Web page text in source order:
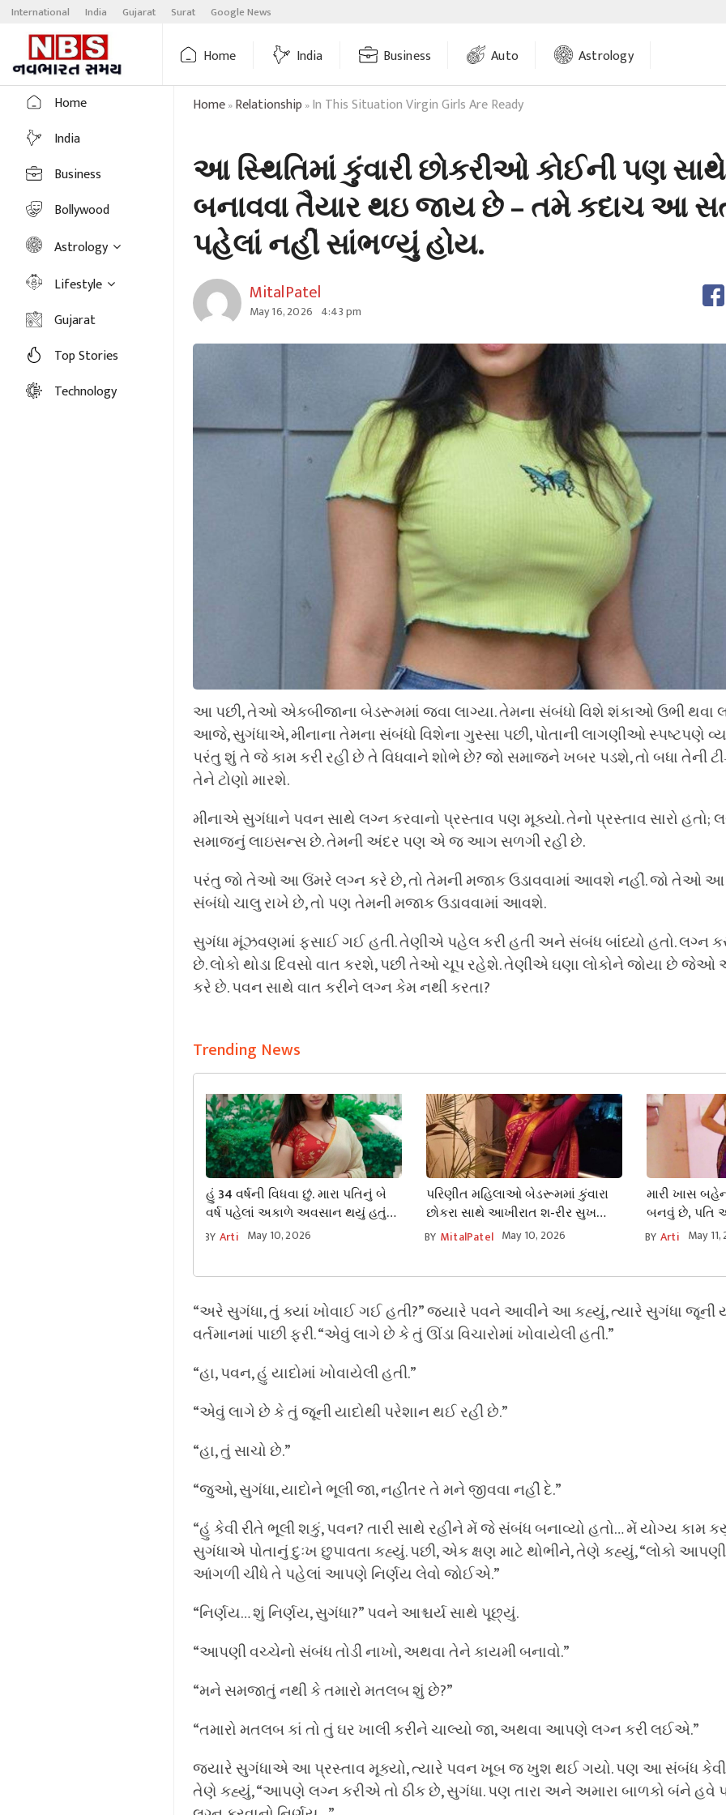
Skip
content
International India Gujarat Surat Google News
Home India Business Auto Astrology
Home
India
Business
Bollywood
Astrology
Lifestyle
Gujarat
Top Stories
Technology
Home»Relationship »In This Situation Virgin Girls Are Ready
આ સ્થિતિમાં કુંવારી છોકરીઓ કોઈની પણ
બનાવવા તૈયાર થઇ જાય છે – તમે કદાચ આ
પહેલાં નહીં સાંભળ્યું હોય.
MitalPatel
May 16, 2026 4:43 pm
આ પછી, તેઓ એકબીજાના બેડરૂમમાં જવા લાગ્યા. તેમના સંબંધો વિશે શંકાઓ ઉભી થવા
આજે, સુગંધાએ, મીનાના તેમના સંબંધો વિશેના ગુસ્સા પછી, પોતાની લાગણીઓ સ્પષ્ટપણે
પરંતુ શું તે જે કામ કરી રહી છે તે વિધવાને શોભે છે? જો સમાજને ખબર પડશે, તો બધા તેની
તેને ટોણો મારશે.
મીનાએ સુગંધાને પવન સાથે લગ્ન કરવાનો પ્રસ્તાવ પણ મૂક્યો. તેનો પ્રસ્તાવ સારો હતો;
સમાજનું લાઇસન્સ છે. તેમની અંદર પણ એ જ આગ સળગી રહી છે.
પરંતુ જો તેઓ આ ઉંમરે લગ્ન કરે છે, તો તેમની મજાક ઉડાવવામાં આવશે નહીં. જો તેઓ આ
સંબંધો ચાલુ રાખે છે, તો પણ તેમની મજાક ઉડાવવામાં આવશે.
સુગંધા મૂંઝવણમાં ફસાઈ ગઈ હતી. તેણીએ પહેલ કરી હતી અને સંબંધ બાંધ્યો હતો. લગ્ન
છે. લોકો થોડા દિવસો વાત કરશે, પછી તેઓ ચૂપ રહેશે. તેણીએ ઘણા લોકોને જોયા છે
કરે છે. પવન સાથે વાત કરીને લગ્ન કેમ નથી કરતા?
Trending News
હું 34 વર્ષની વિધવા છું. મારા પતિનું બે
વર્ષ પહેલાં અકાળે અવસાન થયું હતું
હવે શ-રીર સુખની જંખના એટલી હદે
BY Arti May 10, 2026
પરિણીત મહિલાઓ બેડરૂમમાં કુંવારા
છોકરા સાથે આખીરાત શ-રીર સુખ
માણવા આ પ્રકારની ગોળી વાપરે છે ?
BY MitalPatel May 10, 2026
મારી ખાસ
બનવું છે, પતિ
તો પણ મને કઈ
BY Arti May
“અરે સુગંધા, તું ક્યાં ખોવાઈ ગઈ હતી?” જ્યારે પવને આવીને આ કહ્યું, ત્યારે સુગંધા જૂની
વર્તમાનમાં પાછી ફરી. “એવું લાગે છે કે તું ઊંડા વિચારોમાં ખોવાયેલી હતી.”
“હા, પવન, હું યાદોમાં ખોવાયેલી હતી.”
“એવું લાગે છે કે તું જૂની યાદોથી પરેશાન થઈ રહી છે.”
“હા, તું સાચો છે.”
“જુઓ, સુગંધા, યાદોને ભૂલી જા, નહીંતર તે મને જીવવા નહીં દે.”
“હું કેવી રીતે ભૂલી શકું, પવન? તારી સાથે રહીને મેં જે સંબંધ બનાવ્યો હતો… મેં યોગ્ય કામ
સુગંધાએ પોતાનું દુઃખ છુપાવતા કહ્યું. પછી, એક ક્ષણ માટે થોભીને, તેણે કહ્યું, “લોકો
આંગળી ચીંધે તે પહેલાં આપણે નિર્ણય લેવો જોઈએ.”
“નિર્ણય… શું નિર્ણય, સુગંધા?” પવને આશ્ચર્ય સાથે પૂછ્યું.
“આપણી વચ્ચેનો સંબંધ તોડી નાખો, અથવા તેને કાયમી બનાવો.”
“મને સમજાતું નથી કે તમારો મતલબ શું છે?”
“તમારો મતલબ કાં તો તું ઘર ખાલી કરીને ચાલ્યો જા, અથવા આપણે લગ્ન કરી લઈએ.”
જ્યારે સુગંધાએ આ પ્રસ્તાવ મૂક્યો, ત્યારે પવન ખૂબ જ ખુશ થઈ ગયો. પણ આ સંબંધ કેવી
તેણે કહ્યું, “આપણે લગ્ન કરીએ તો ઠીક છે, સુગંધા. પણ તારા અને અમારા બાળકો બંને હવે